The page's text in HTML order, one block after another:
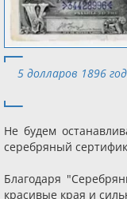
5 долларов 1896
Не будем
серебряный
Благодаря
красивые края и